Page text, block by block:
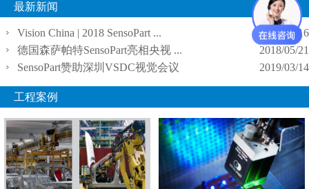
最新新闻
Vision China | 2018 SensoPart ...
2018/03/16
德国森萨帕特SensoPart亮相央视 ...
2018/05/21
SensoPart赞助深圳VSDC视觉会议
2019/03/14
工程案例